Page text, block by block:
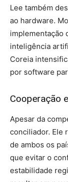
Lee também
ao hardware.
implementação
inteligência
Coreia
por software
Cooperação
Apesar da
conciliador. Ele
de ambos os
que evitar o
estabilidade